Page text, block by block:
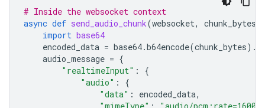
# Inside the websocket context
async def send_audio_chunk(websocket, chunk_bytes
import base64
encoded_data = base64.b64encode(chunk_bytes) .
audio_message = {
"realtimeInput" :
{
"audio" :
{
"data" : encoded_data,